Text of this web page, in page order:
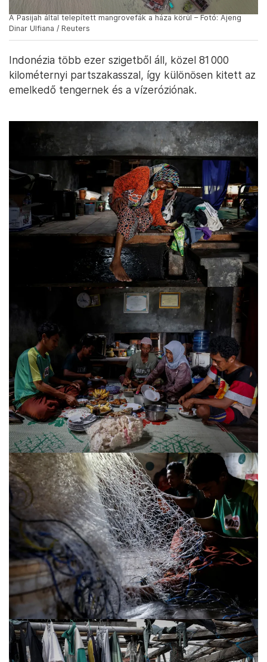
A Pasijah által telepített mangrovefák a háza körül – Fotó: Ajeng
Dinar Ulfiana / Reuters
Indonézia több ezer szigetből áll, közel 81 000
kilométernyi partszakasszal, így különösen kitett az
emelkedő tengernek és a vízeróziónak.